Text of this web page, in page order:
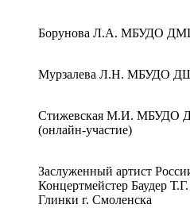
Борунова Л.А. МБУДО
Мурзалева Л.Н. МБУДО
Стижевская М.И. МБУДО
(онлайн-участие)
Заслуженный артист
Концертмейстер Баудер
Глинки г. Смоленска